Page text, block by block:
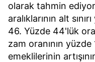
olarak tahmin
aralıklarının alt
46. Yüzde 44'lük
zam oranının
emeklilerinin